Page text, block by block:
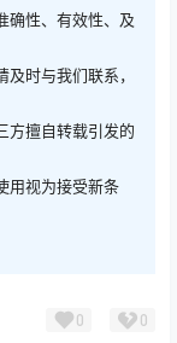
确性、有效性、及
时与我们联系，
方擅自转载引发的
用视为接受新条
0 0